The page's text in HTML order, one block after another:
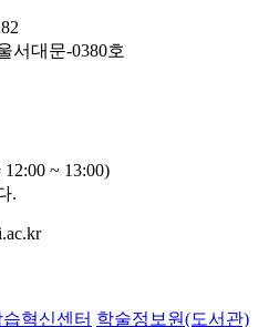
서대문-0380호
~ 13:00)
.
혁신센터 학술정보원(도서관)